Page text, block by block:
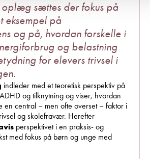
sættes der fokus på
eksempel på
og på, hvordan forskelle i
og belastning
for elevers trivsel i
indleder med et teoretisk perspektiv på
og tilknytning og viser, hvordan
en central – men ofte overset – faktor i
og skolefravær. Herefter
perspektivet i en praksis- og
med fokus på børn og unge med